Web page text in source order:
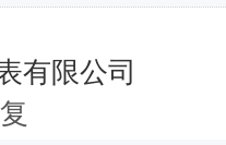
有限公司